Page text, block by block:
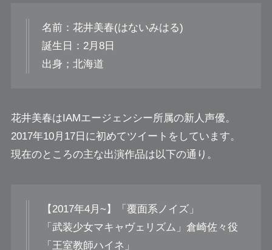
名前：花井美春(はないみはる)
誕生日：2月8日
出身；北海道
花井美春はIAMエージェンシー所属の新人声優。
2017年10月17日に初めてツイートをしています。
現在のところの主な出演作品は以下の通り。
【2017年4月~】「覆面系ノイズ」
「武装少女マキャヴェリズム」倉崎佐々役
「王室教師ハイネ」